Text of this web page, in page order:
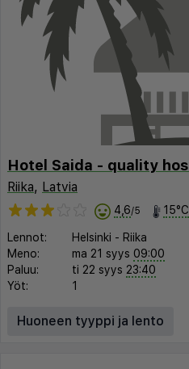
Hotel Saida - quality
Riika, Latvia
4,6/5 15°C
Lennot: Helsinki - Riika
Meno:
ma 21 syys 09:00
Paluu:
ti 22 syys 23:40
Yöt:
1
Huoneen tyyppi ja lento